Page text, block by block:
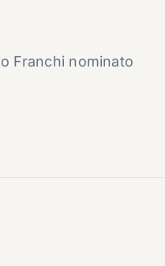
Franchi nominato